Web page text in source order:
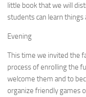
little book that we will
students can learn
Evening
This time we invited the
process of enrolling the
welcome them and to
organize friendly games